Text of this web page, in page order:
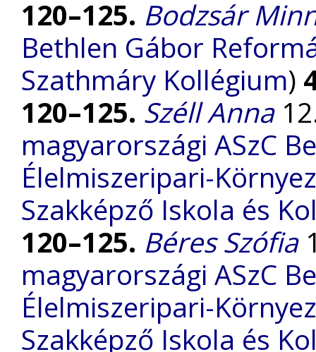
120–125. Bodzsár
Bethlen Gábor
Szathmáry Kollégium)
120–125. Széll Anna
magyarországi ASzC
Élelmiszeripari-
Szakképző Iskola és
120–125. Béres Szófia
magyarországi ASzC
Élelmiszeripari-
Szakképző Iskola és